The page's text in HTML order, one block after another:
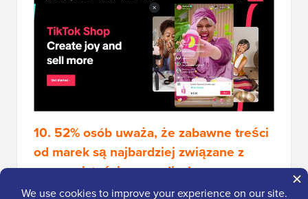
10. 52% osób uważa, że zabawne treści
od marek są najbardziej związane z
rzeczywistością w mediach
społecznościowych, a następnie treści